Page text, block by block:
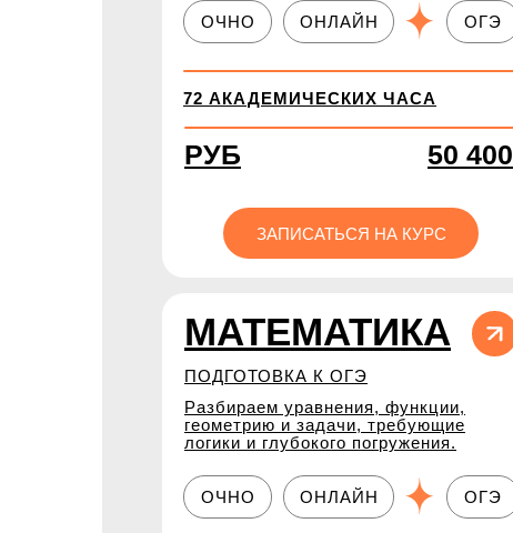
ЗАПИСАТЬСЯ НА КУРС
РУБ 50 400
72 АКАДЕМИЧЕСКИХ ЧАСА
ОЧНО ОГЭ
ОНЛАЙН
ОЧНО ОГЭ
ОНЛАЙН
Разбираем уравнения, функции,
геометрию и задачи, требующие
логики и глубокого погружения.
ПОДГОТОВКА К ОГЭ
МАТЕМАТИКА